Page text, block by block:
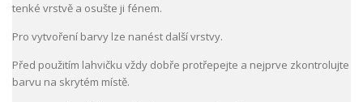
tenké vrstvě a osušte ji fénem.
Pro vytvoření barvy lze nanést další vrstvy.
Před použitím lahvičku vždy dobře protřepejte a nejprve zkontrolujte
barvu na skrytém místě.